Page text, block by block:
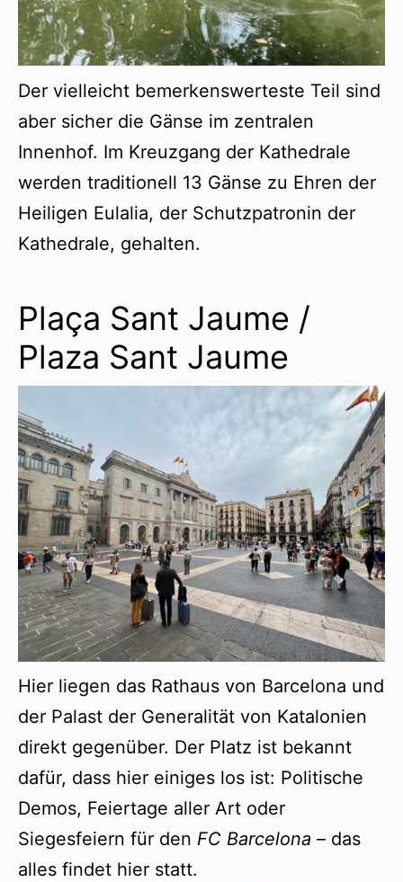
Der vielleicht bemerkenswerteste Teil sind
aber sicher die Gänse im zentralen
Innenhof. Im Kreuzgang der Kathedrale
werden traditionell 13 Gänse zu Ehren der
Heiligen Eulalia, der Schutzpatronin der
Kathedrale, gehalten.
Plaça Sant Jaume /
Plaza Sant Jaume
Hier liegen das Rathaus von Barcelona und
der Palast der Generalität von Katalonien
direkt gegenüber. Der Platz ist bekannt
dafür, dass hier einiges los ist: Politische
Demos, Feiertage aller Art oder
Siegesfeiern für den FC Barcelona – das
alles findet hier statt.